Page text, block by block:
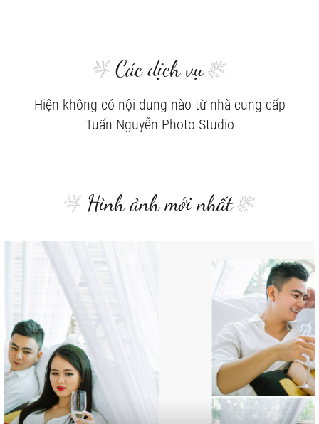
Các dịch vụ
Hiện không có nội dung nào từ nhà cung cấp
Tuấn Nguyễn Photo Studio
Hình ảnh mới nhất